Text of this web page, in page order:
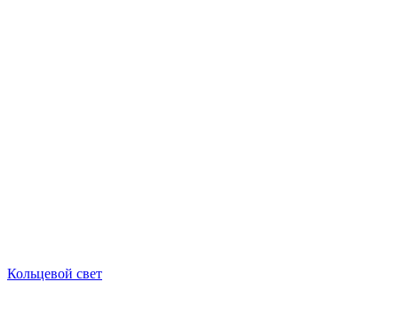
Кольцевой свет